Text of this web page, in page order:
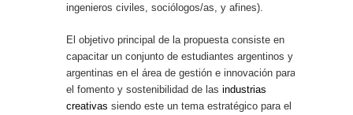
ingenieros civiles, sociólogos/as, y afines).
El objetivo principal de la propuesta consiste en
capacitar un conjunto de estudiantes argentinos y
argentinas en el área de gestión e innovación para
el fomento y sostenibilidad de las industrias
creativas siendo este un tema estratégico para el